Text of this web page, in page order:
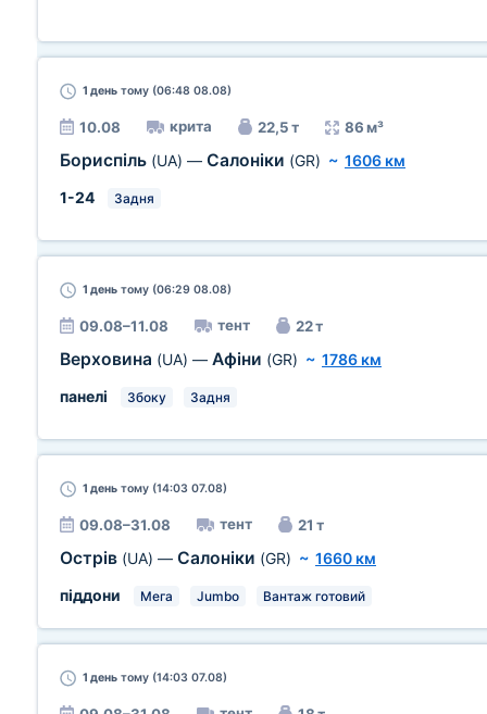
1 день тому (06:48 08.08)
10.08 крита 22,5 т 86 м³
Бориспіль (UA) — Салоніки (GR) ~ 1606 км
1-24
Задня
1 день тому (06:29 08.08)
09.08–11.08 тент 22 т
Верховина (UA) — Афіни (GR) ~ 1786 км
панелі
Збоку Задня
1 день тому (14:03 07.08)
09.08–31.08 тент 21 т
Острів (UA) — Салоніки (GR) ~ 1660 км
піддони
Мега Jumbo Вантаж готовий
1 день тому (14:03 07.08)